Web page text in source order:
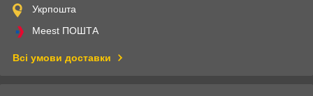
Укрпошта
Meest ПОШТА
Всі умови доставки